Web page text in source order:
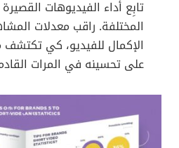
7. نصائح للعلامات
إحصائيات الفيديو
لا تقتصر أهمية إحصائيات
المحتوى الأفراد فحسب. بل تمتد
والشركات التي تبحث عن طرق
جمهورها المستهدف. فيما يلي